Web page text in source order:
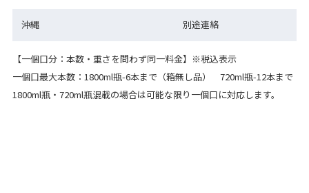
沖縄 別途連絡
【一個口分：本数・重さを問わず同一料金】※税込表示
一個口最大本数：1800ml瓶-6本まで（箱無し品） 720ml瓶-12本まで
1800ml瓶・720ml瓶混載の場合は可能な限り一個口に対応します。